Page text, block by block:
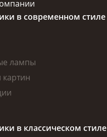
в современном стиле
лампы
картин
в классическом стиле